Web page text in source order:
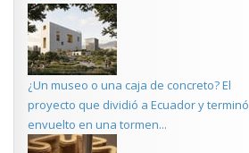
¿Un museo o una caja de concreto? El
proyecto que dividió a Ecuador y terminó
envuelto en una tormen...